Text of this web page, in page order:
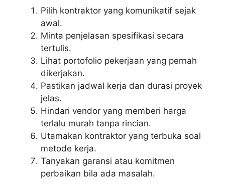
Pilih kontraktor yang komunikatif sejak
awal.
Minta penjelasan spesifikasi secara
tertulis.
Lihat portofolio pekerjaan yang pernah
dikerjakan.
Pastikan jadwal kerja dan durasi proyek
jelas.
Hindari vendor yang memberi harga
terlalu murah tanpa rincian.
Utamakan kontraktor yang terbuka soal
metode kerja.
Tanyakan garansi atau komitmen
perbaikan bila ada masalah.